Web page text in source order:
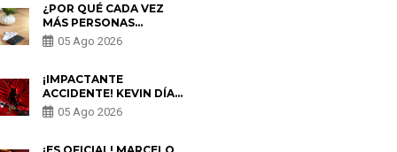
¿POR QUÉ CADA VEZ
MÁS PERSONAS
UTILIZAN UNA VPN
PARA PROTEGER SU
05 Ago 2026
¡IMPACTANTE
ACCIDENTE! KEVIN DÍAZ
CAE DESDE OCHO
METROS EN “ESTO ES
05 Ago 2026